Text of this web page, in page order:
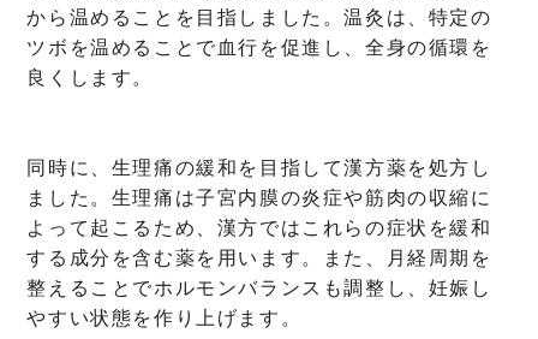
から温めることを目指しました。温灸は、特定の
ツボを温めることで血行を促進し、全身の循環を
良くします。
同時に、生理痛の緩和を目指して漢方薬を処方し
ました。生理痛は子宮内膜の炎症や筋肉の収縮に
よって起こるため、漢方ではこれらの症状を緩和
する成分を含む薬を用います。また、月経周期を
整えることでホルモンバランスも調整し、妊娠し
やすい状態を作り上げます。